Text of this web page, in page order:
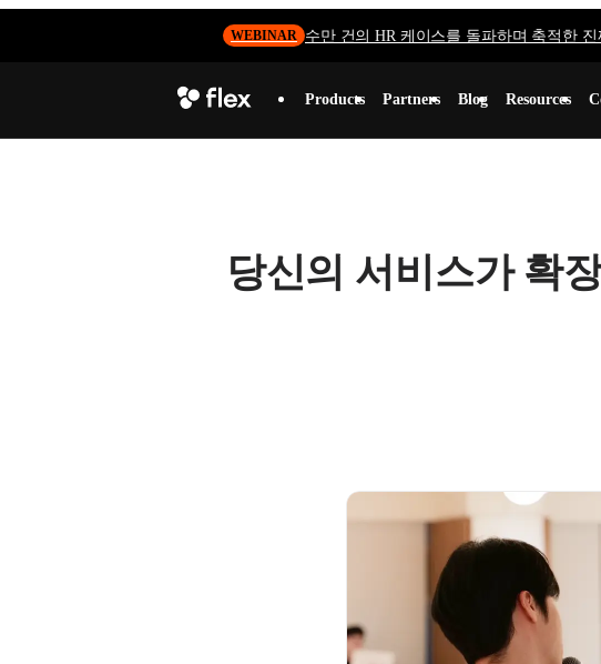
WEBINAR 수만 건의 HR 케이스를 돌파하며 축적한
Products Partners Blog Resources
당신의 서비스가 확